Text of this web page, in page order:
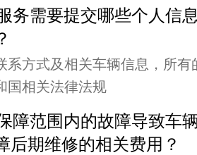
务需要提交哪些个人信
系方式及相关车辆信息，所
国相关法律法规
障范围内的故障导致车
后期维修的相关费用？